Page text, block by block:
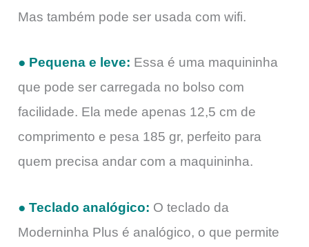
Mas também pode ser usada com wifi.
● Pequena e leve: Essa é uma maquininha
que pode ser carregada no bolso com
facilidade. Ela mede apenas 12,5 cm de
comprimento e pesa 185 gr, perfeito para
quem precisa andar com a maquininha.
● Teclado analógico: O teclado da
Moderninha Plus é analógico, o que permite